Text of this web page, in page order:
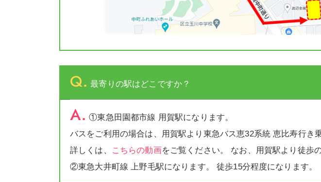
Q. 最寄りの駅はどこですか？
A. ①東急田園都市線 用賀駅になります。
バスをご利用の場合は、用賀駅より東急バス恵32系統 恵比寿行き
詳しくは、
こちらの動画をご覧ください。 なお、用賀駅より徒歩
②東急大井町線 上野毛駅になります。 徒歩15分程度になります。